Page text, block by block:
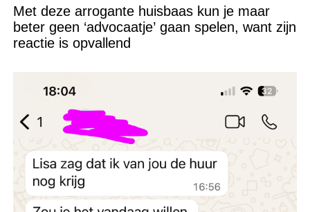
Met deze arrogante huisbaas kun je maar
beter geen ‘advocaatje’ gaan spelen, want zijn
reactie is opvallend